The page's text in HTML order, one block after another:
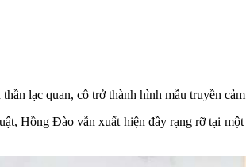
lạc quan, cô trở thành hình mẫu truyền
Hồng Đào vẫn xuất hiện đầy rạng rỡ tại